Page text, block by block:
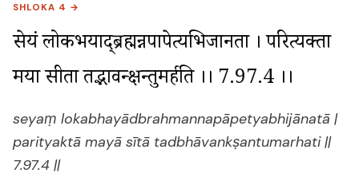
SHLOKA 4 →
सेयं लोकभयाद्ब्रह्मन्नपापेत्यभिजानता । परित्यक्ता
मया सीता तद्भावन्क्षन्तुमर्हति ।। 7.97.4 ।।
seyaṃ lokabhayādbrahmannapāpetyabhijānatā |
parityaktā mayā sītā tadbhāvankṣantumarhati ||
7.97.4 ||